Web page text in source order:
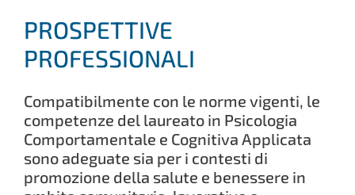
PROSPETTIVE
PROFESSIONALI
Compatibilmente con le norme vigenti, le
competenze del laureato in Psicologia
Comportamentale e Cognitiva Applicata
sono adeguate sia per i contesti di
promozione della salute e benessere in